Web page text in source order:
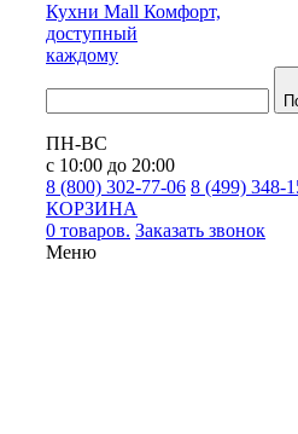
Кухни Mall Комфорт,
доступный
каждому
ПН-ВС
с 10:00 до 20:00
8 (800) 302-77-06 8 (499) 348-
КОРЗИНА
0 товаров. Заказать звонок
Меню